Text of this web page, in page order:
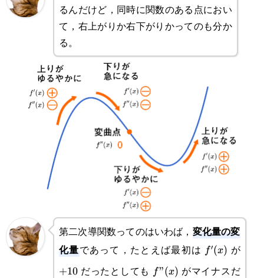
るんだけど，同時に関数のある点におい
て，右上がりか右下がりかってのも分か
る。
第二次導関数ってのはいわば， 変化量の変
化量であって，たとえば最初は f'(x)
f′(x) が+10
+10 だったとしても f”(x)
f”(x) がマイナスだ